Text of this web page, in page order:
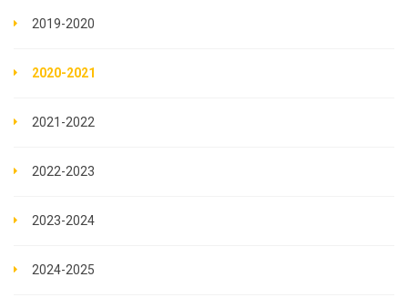
2019-2020
2020-2021
2021-2022
2022-2023
2023-2024
2024-2025